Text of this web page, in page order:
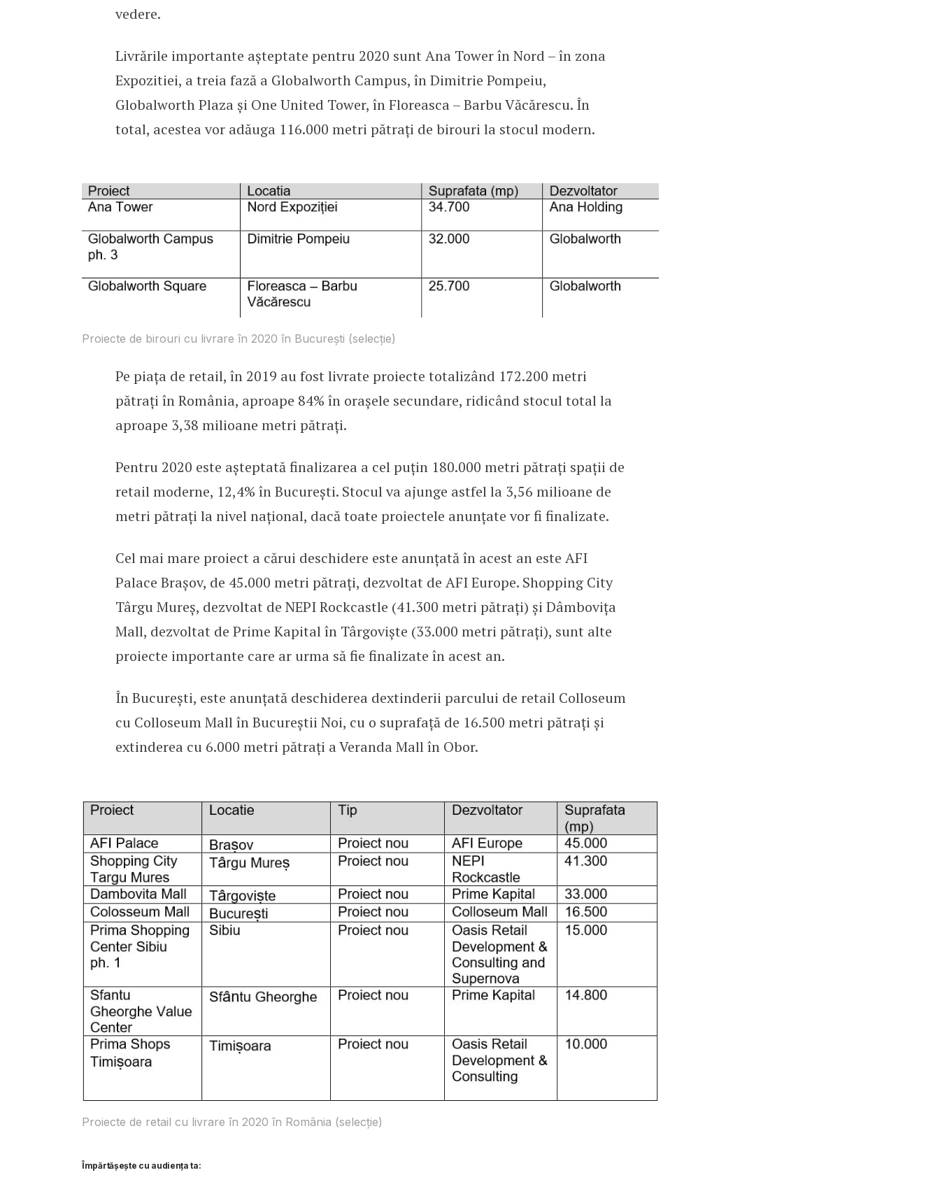
vedere.
Livrările importante așteptate pentru 2020 sunt Ana Tower în Nord – în zona
Expozitiei, a treia fază a Globalworth Campus, în Dimitrie Pompeiu,
Globalworth Plaza și One United Tower, în Floreasca – Barbu Văcărescu. În
total, acestea vor adăuga 116.000 metri pătrați de birouri la stocul modern.
Proiecte de birouri cu livrare în 2020 în București (selecție)
Pe piața de retail, în 2019 au fost livrate proiecte totalizând 172.200 metri
pătrați în România, aproape 84% în orașele secundare, ridicând stocul total la
aproape 3,38 milioane metri pătrați.
Pentru 2020 este așteptată finalizarea a cel puțin 180.000 metri pătrați spații de
retail moderne, 12,4% în București. Stocul va ajunge astfel la 3,56 milioane de
metri pătrați la nivel național, dacă toate proiectele anunțate vor fi finalizate.
Cel mai mare proiect a cărui deschidere este anunțată în acest an este AFI
Palace Brașov, de 45.000 metri pătrați, dezvoltat de AFI Europe. Shopping City
Târgu Mureș, dezvoltat de NEPI Rockcastle (41.300 metri pătrați) și Dâmbovița
Mall, dezvoltat de Prime Kapital în Târgoviște (33.000 metri pătrați), sunt alte
proiecte importante care ar urma să fie finalizate în acest an.
În București, este anunțată deschiderea dextinderii parcului de retail Colloseum
cu Colloseum Mall în Bucureștii Noi, cu o suprafață de 16.500 metri pătrați și
extinderea cu 6.000 metri pătrați a Veranda Mall în Obor.
Proiecte de retail cu livrare în 2020 în România (selecție)
Împărtășește cu audiența ta: